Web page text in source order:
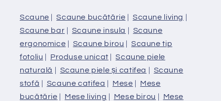
Scaune |Scaune bucătărie | Scaune living |
Scaune bar | Scaune insula | Scaune
ergonomice | Scaune birou | Scaune tip
fotoliu | Produse unicat |Scaune piele
naturală | Scaune piele și catifea | Scaune
stofă | Scaune catifea | Mese | Mese
bucătărie | Mese living | Mese birou | Mese